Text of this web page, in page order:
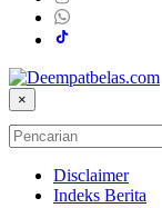
×
Disclaimer
Indeks Berita